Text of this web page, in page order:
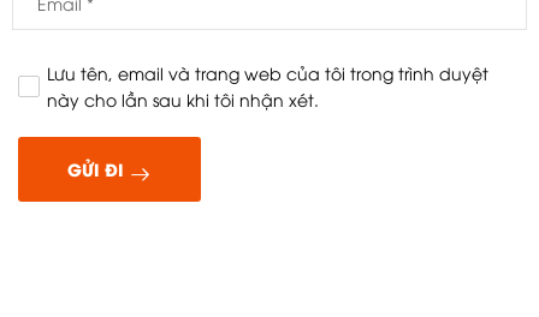
Lưu tên, email và trang web của tôi trong trình duyệt
này cho lần sau khi tôi nhận xét.
GỬI ĐI